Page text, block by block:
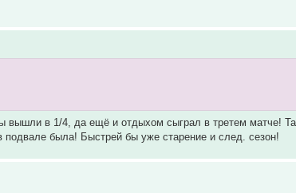
в 1/4, да ещё и отдыхом сыграл в третем матче!
подвале была! Быстрей бы уже старение и след. сезон!